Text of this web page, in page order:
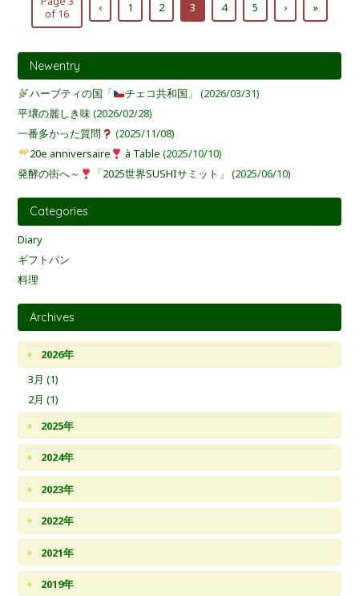
of 16
‹ 1 2 3 4 5 › »
Newentry
ハーブティの国「
チェコ共和国」 (2026/03/31)
平壌の麗しき味(2026/02/28)
一番多かった質問
(2025/11/08)
20e anniversaire
à Table (2025/10/10)
発酵の街へ～
「2025世界SUSHIサミット」 (2025/06/10)
Categories
Diary
ギフトパン
料理
Archives
2026年
3月 (1)
2月 (1)
2025年
2024年
2023年
2022年
2021年
2019年